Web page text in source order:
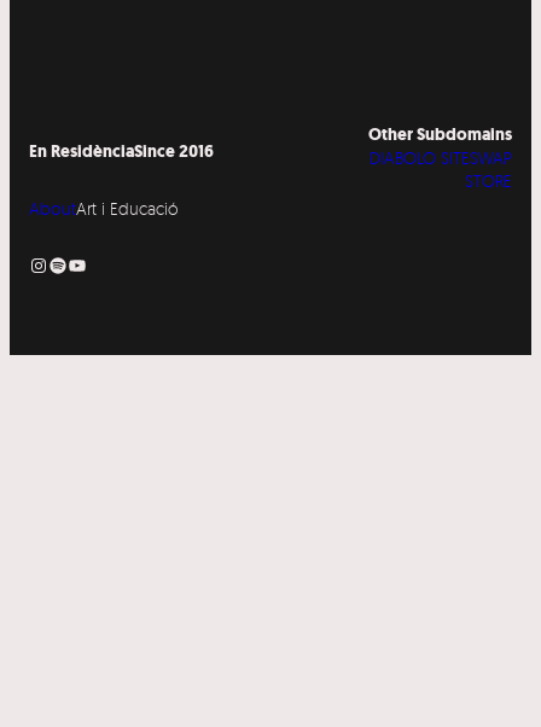
En ResidènciaSince 2016
AboutArt i Educació
Instagram Spotify YouTube
Other Subdomains
DIABOLO SITESWAP
STORE